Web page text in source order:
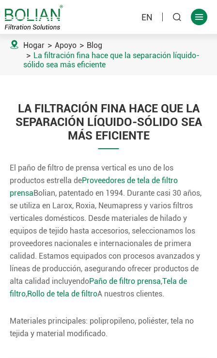
EN  
 Hogar Apoyo
Blog
La filtración fina hace que la separación líquido-
sólido sea más eficiente
LA FILTRACIÓN FINA HACE QUE LA
SEPARACIÓN LÍQUIDO-SÓLIDO SEA
MÁS EFICIENTE
El paño de filtro de prensa vertical es uno de los
productos estrella deProveedores de tela de filtro
prensaBolian, patentado en 1994. Durante casi 30 años,
se utiliza en Larox, Roxia, Neumapress y varios filtros
verticales domésticos. Desde materiales de hilado y
equipos de tejido hasta accesorios, seleccionamos los
proveedores nacionales e internacionales de primera
calidad. Estamos equipados con procesos avanzados y
líneas de producción, asegurando ofrecer productos de
alta calidad incluyendoPaño de filtro prensa,Tela de
filtro,Rollo de tela de filtroA nuestros clientes.
Materiales principales: polipropileno, poliéster, tela no
tejida y material modificado.